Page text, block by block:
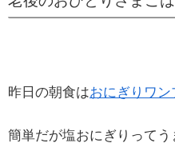
昨日の朝食はおにぎりワン
簡単だが塩おにぎりってう